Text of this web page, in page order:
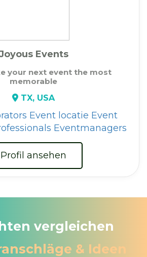
Events
your next event the most
memorable
TX, USA
Event locatie Event
Eventmanagers
Profil ansehen
vergleichen
& Ideen